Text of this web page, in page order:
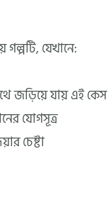
যেখানে:
জড়িয়ে যায় এই কেস
যোগসূত্র
চেষ্টা